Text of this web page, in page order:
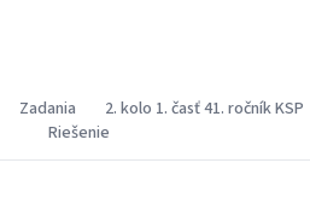
Zadania 2. kolo 1. časť 41. ročník KSP
Riešenie